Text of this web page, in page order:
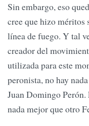
Sin embargo, eso
cree que hizo méritos
línea de fuego. Y tal
creador del
utilizada para este
peronista, no hay
Juan Domingo Perón.
nada mejor que otro